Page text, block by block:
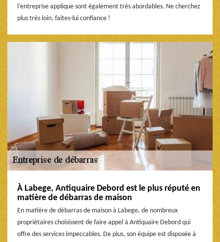
l’entreprise applique sont également très abordables. Ne cherchez
plus très loin, faites-lui confiance !
À Labege, Antiquaire Debord est le plus réputé en
matière de débarras de maison
En matière de débarras de maison à Labege, de nombreux
propriétaires choisissent de faire appel à Antiquaire Debord qui
offre des services impeccables. De plus, son équipe est disposée à